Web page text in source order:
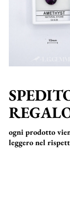
ogni prodotto
leggero nel